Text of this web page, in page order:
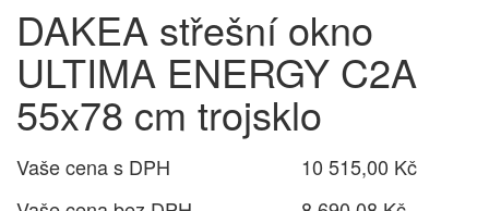
DAKEA střešní okno
ULTIMA ENERGY C2A
55x78 cm trojsklo
Vaše cena s DPH
10 515,00 Kč